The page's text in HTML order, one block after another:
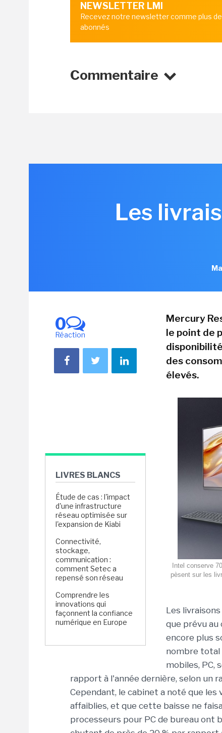
NEWSLETTER LMI
Recevez notre newsletter comme plus
abonnés
Commentaire
Les
0
Réaction
LIVRES BLANCS
Étude de cas : l'impact
d'une infrastructure
réseau optimisée sur
l'expansion de Kiabi
Connectivité,
stockage,
communication :
comment Setec a
repensé son réseau
Comprendre les
innovations qui
façonnent la confiance
numérique en Europe
Mercury
le point de
des
élevés.
Intel conserve
pèsent sur les
Les
que prévu
encore plus
nombre total
mobiles, PC,
rapport à l'année dernière, selon un
Cependant, le cabinet a noté que
affaiblies, et que cette baisse ne
processeurs pour PC de bureau ont